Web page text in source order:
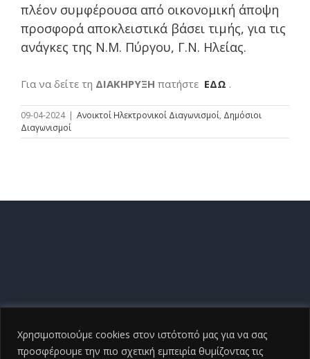
Χρησιμοποιούμε cookies στον ιστότοπό μας για να σας
προσφέρουμε την πιο σχετική εμπειρία θυμίζοντας τις
πλέον συμφέρουσα από οικονομική άποψη
προσφορά αποκλειστικά βάσει τιμής, για τις
ανάγκες της Ν.Μ. Πύργου, Γ.Ν. Ηλείας.
Για να δείτε τη ΔΙΑΚΗΡΥΞΗ πατήστε ΕΔΩ .
09-04-2024 | Ανοικτοί Ηλεκτρονικοί Διαγωνισμοί, Δημόσιοι
Διαγωνισμοί